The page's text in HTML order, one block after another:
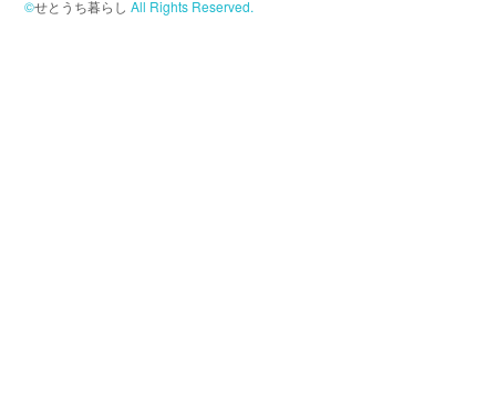
©せとうち暮らし All Rights Reserved.